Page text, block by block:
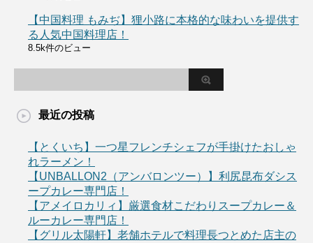
【中国料理 もみぢ】狸小路に本格的な味わいを提供す
る人気中国料理店！
8.5k件のビュー
最近の投稿
【とくいち】一つ星フレンチシェフが手掛けたおしゃ
れラーメン！
【UNBALLON2（アンバロンツー）】利尻昆布ダシス
ープカレー専門店！
【アメイロカリィ】厳選食材こだわりスープカレー＆
ルーカレー専門店！
【グリル太陽軒】老舗ホテルで料理長つとめた店主の